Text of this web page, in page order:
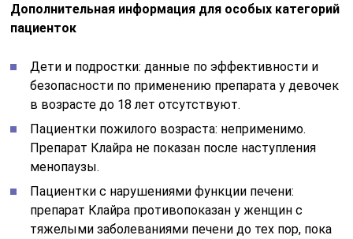
Дополнительная информация для особых категорий
пациенток
Дети и подростки: данные по эффективности и
безопасности по применению препарата у девочек
в возрасте до 18 лет отсутствуют.
Пациентки пожилого возраста: неприменимо.
Препарат Клайра не показан после наступления
менопаузы.
Пациентки с нарушениями функции печени:
препарат Клайра противопоказан у женщин с
тяжелыми заболеваниями печени до тех пор, пока